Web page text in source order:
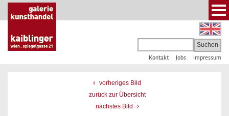
Kontakt Jobs Impressum
vorheriges Bild
zurück zur Übersicht
nächstes Bild